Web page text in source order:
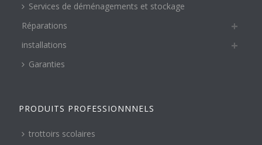
Services de déménagements et stockage
Réparations
installations
Garanties
PRODUITS PROFESSIONNNELS
trottoirs scolaires